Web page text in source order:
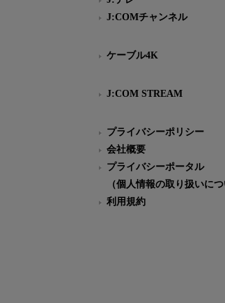
J:COMチャンネル
ケーブル4K
J:COM STREAM
プライバシーポリシー
会社概要
プライバシーポータル
（個人情報の取り扱いにつ
利用規約